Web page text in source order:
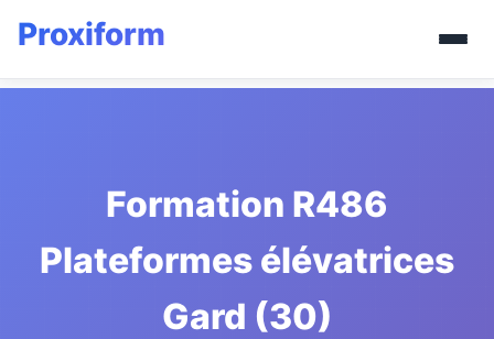
Formation R486
Plateformes élévatrices
Gard (30)